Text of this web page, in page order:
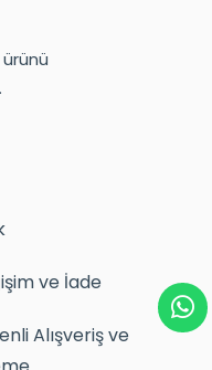
ve İade
Alışveriş ve